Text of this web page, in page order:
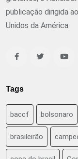
publicação dirigida
Unidos da América
Tags
baccf bolsonaro
brasileirão